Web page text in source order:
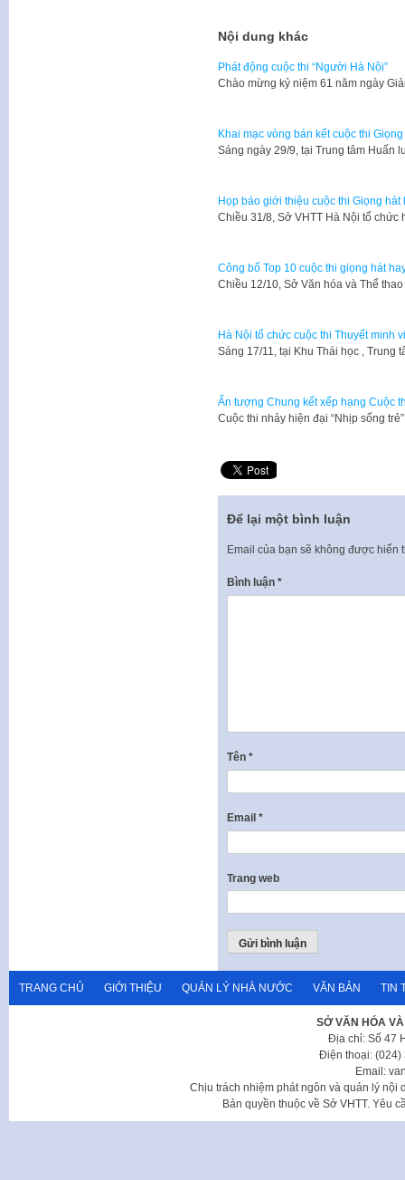
Nội dung khác
Phát động cuộc thi “Người Hà Nội”
​Chào mừng kỷ niệm 61 năm ngày
Khai mạc vòng bán kết cuộc thi
Sáng ngày 29/9, tại Trung tâm Huấn
Họp báo giới thiệu cuộc thi Giọng hát
Chiều 31/8, Sở VHTT Hà Nội tổ
Công bố Top 10 cuộc thi giọng hát
Chiều 12/10, Sở Văn hóa và Thể
Hà Nội tổ chức cuộc thi Thuyết minh
​Sáng 17/11, tại Khu Thái học ,
Ấn tượng Chung kết xếp hạng Cuộc
Cuộc thi nhảy hiện đại “Nhịp sống
Để lại một bình luận
Email của bạn sẽ không được hiển
Bình luận *
Tên *
Email *
Trang web
TRANG CHỦ GIỚI THIỆU QUẢN LÝ NHÀ NƯỚC VĂN BẢN TIN
SỞ VĂN HÓA
Địa chỉ: Số 47
Điện thoại: (024)
Email:
Chịu trách nhiệm phát ngôn và quản lý nội
Bản quyền thuộc về Sở VHTT. Yêu